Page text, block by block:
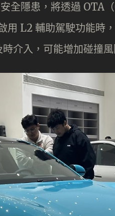
全隱患，將透過 OTA
用 L2 輔助駕駛功能時
介入，可能增加碰撞